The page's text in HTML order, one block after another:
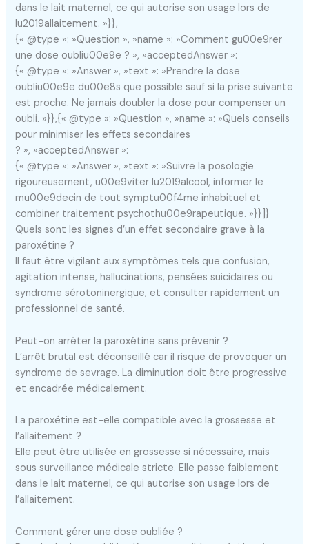
dans le lait maternel, ce qui autorise son usage lors de
lu2019allaitement. »}},
{« @type »: »Question », »name »: »Comment gu00e9rer
une dose oubliu00e9e ? », »acceptedAnswer »:
{« @type »: »Answer », »text »: »Prendre la dose
oubliu00e9e du00e8s que possible sauf si la prise suivante
est proche. Ne jamais doubler la dose pour compenser un
oubli. »}},{« @type »: »Question », »name »: »Quels conseils
pour minimiser les effets secondaires
? », »acceptedAnswer »:
{« @type »: »Answer », »text »: »Suivre la posologie
rigoureusement, u00e9viter lu2019alcool, informer le
mu00e9decin de tout symptu00f4me inhabituel et
combiner traitement psychothu00e9rapeutique. »}}]}
Quels sont les signes d’un effet secondaire grave à la
paroxétine ?
Il faut être vigilant aux symptômes tels que confusion,
agitation intense, hallucinations, pensées suicidaires ou
syndrome sérotoninergique, et consulter rapidement un
professionnel de santé.
Peut-on arrêter la paroxétine sans prévenir ?
L’arrêt brutal est déconseillé car il risque de provoquer un
syndrome de sevrage. La diminution doit être progressive
et encadrée médicalement.
La paroxétine est-elle compatible avec la grossesse et
l’allaitement ?
Elle peut être utilisée en grossesse si nécessaire, mais
sous surveillance médicale stricte. Elle passe faiblement
dans le lait maternel, ce qui autorise son usage lors de
l’allaitement.
Comment gérer une dose oubliée ?